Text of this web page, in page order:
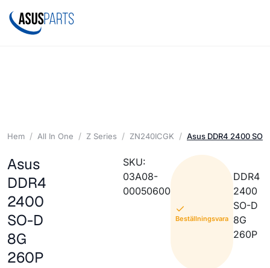
Hem All In One Z Series ZN240ICGK Asus DDR4 2400 SO-
Asus
DDR4
2400
SO-D
8G
260P
SKU:
03A08-
00050600
Beställningsvara
DDR4
2400
SO-D
8G
260P